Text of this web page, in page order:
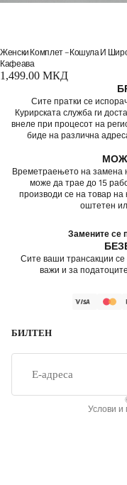
Женски Комплет – Кошула И
Кафеава
1,499.00 МКД
Сите пратки се
Курирската служба ги
внеле при процесот на
биде на различна
Времетраењето на замена
може да трае до 15
производи се на товар на
оштетен
Замените се
Сите ваши трансакции
важи и за
БИЛТЕН
пошта
Услови и